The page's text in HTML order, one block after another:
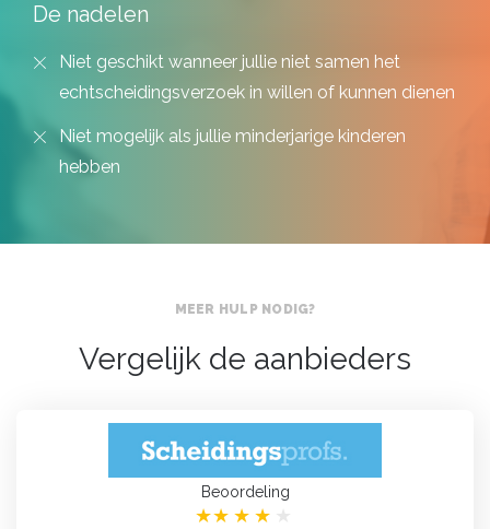
De nadelen
Niet geschikt wanneer jullie niet samen het
echtscheidingsverzoek in willen of kunnen dienen
Niet mogelijk als jullie minderjarige kinderen
hebben
MEER HULP NODIG?
Vergelijk de aanbieders
Beoordeling